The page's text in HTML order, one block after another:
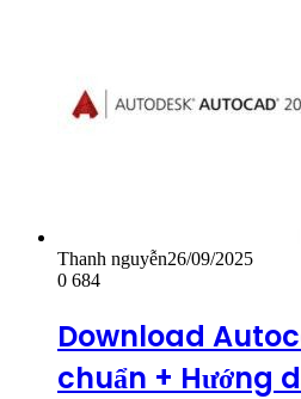
Thanh nguyễn26/09/2025
0 684
Download
chuẩn + Hướng